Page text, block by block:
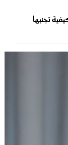
تجنبها